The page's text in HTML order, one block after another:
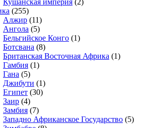
(255)
Алжир (11)
Ангола (5)
Бельгийское Конго (1)
Ботсвана (8)
Британская Восточная Африка (1)
Гамбия (1)
Гана (5)
Джибути (1)
Египет (30)
Заир (4)
Замбия (7)
Западно Африканское Государство (5)